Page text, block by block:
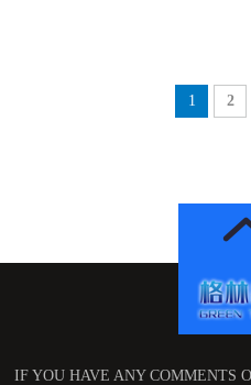
1 2
IF YOU HAVE ANY COMMENTS